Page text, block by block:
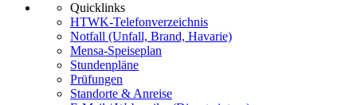
Quicklinks
HTWK-Telefonverzeichnis
Notfall (Unfall, Brand, Havarie)
Mensa-Speiseplan
Stundenpläne
Prüfungen
Standorte & Anreise